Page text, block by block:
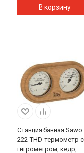
В корзину
Станция банная Sawo
222-THD, термометр с
гигрометром, кедр,